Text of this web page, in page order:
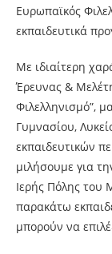
Ευρωπαϊκός
εκπαιδευτικά
Με ιδιαίτερη
Έρευνας &
Φιλελληνισμό”,
Γυμνασίου,
εκπαιδευτικών
μιλήσουμε για
Ιερής Πόλης του
παρακάτω
μπορούν να